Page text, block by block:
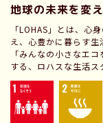
地球の未来を変
「LOHAS」とは、心
え、心豊かに暮らす生
「みんなの小さなエ
する、ロハスな生活ス